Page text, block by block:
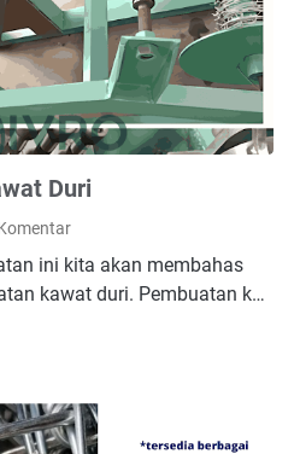
Duri
ini kita akan membahas
kawat duri. Pembuatan k…